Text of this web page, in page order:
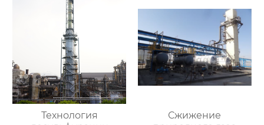
Технология
Сжижение